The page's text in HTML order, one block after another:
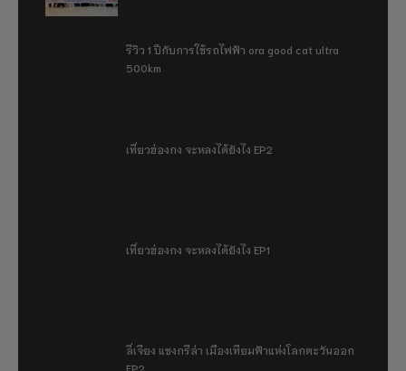
รีวิว 1 ปีกับการใช้รถไฟฟ้า ora good cat ultra
500km
เที่ยวฮ่องกง จะหลงได้ยังไง EP2
เที่ยวฮ่องกง จะหลงได้ยังไง EP1
ลี่เจียง แชงกรีล่า เมืองเทียมฟ้าแห่งโลกตะวันออก
EP2